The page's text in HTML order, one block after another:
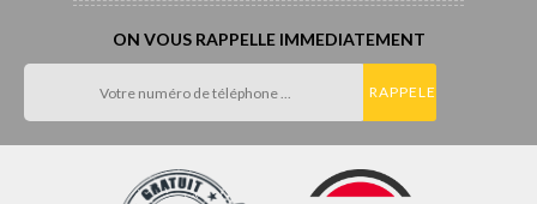
ON VOUS RAPPELLE IMMEDIATEMENT